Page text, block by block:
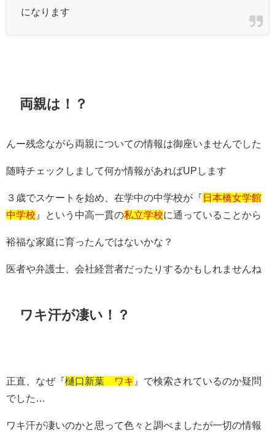
になります
両親は！？
んー残念ながら両親についての情報は御座いませんでした
随時チェックしまして何か情報があればUPします
３歳でスケートを始め、在学中の中学校が『 日本橋女学館
中学校 』という中高一貫の私立学校に通っていることから
裕福な家庭に育ったんではないかな？
医者や弁護士、会社経営者だったりするかもしれませんね
ワキ汗が凄い！？
正直、なぜ『樋口新葉 ワキ 』で検索されているのか疑問
でした…
ワキ汗が凄いのかと思って色々と調べましたが一切の情報